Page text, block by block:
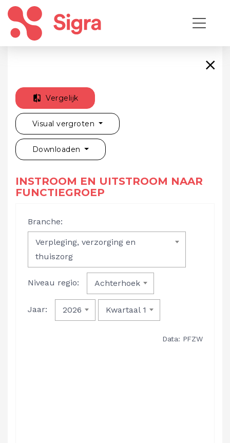
Vergelijk
Visual vergroten
Downloaden
INSTROOM EN UITSTROOM NAAR
FUNCTIEGROEP